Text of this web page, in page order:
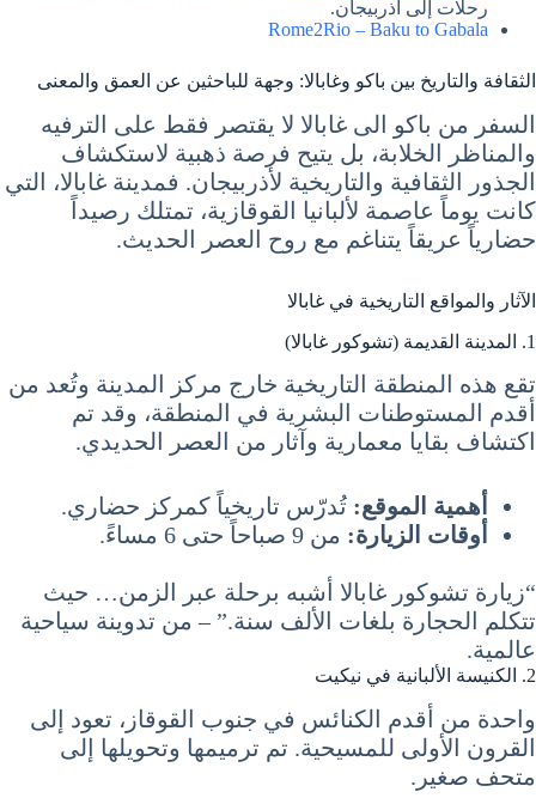
رحلات إلى أذربيجان.
Rome2Rio – Baku to Gabala
الثقافة والتاريخ بين باكو وغابالا: وجهة للباحثين عن العمق والمعنى
السفر من باكو الى غابالا لا يقتصر فقط على الترفيه
والمناظر الخلابة، بل يتيح فرصة ذهبية لاستكشاف
الجذور الثقافية والتاريخية لأذربيجان. فمدينة غابالا، التي
كانت يوماً عاصمة لألبانيا القوقازية، تمتلك رصيداً
حضارياً عريقاً يتناغم مع روح العصر الحديث.
الآثار والمواقع التاريخية في غابالا
1. المدينة القديمة (تشوكور غابالا)
تقع هذه المنطقة التاريخية خارج مركز المدينة وتُعد من
أقدم المستوطنات البشرية في المنطقة، وقد تم
اكتشاف بقايا معمارية وآثار من العصر الحديدي.
أهمية الموقع: تُدرّس تاريخياً كمركز حضاري.
أوقات الزيارة: من 9 صباحاً حتى 6 مساءً.
“زيارة تشوكور غابالا أشبه برحلة عبر الزمن… حيث
تتكلم الحجارة بلغات الألف سنة.” – من تدوينة سياحية
عالمية.
2. الكنيسة الألبانية في نيكيت
واحدة من أقدم الكنائس في جنوب القوقاز، تعود إلى
القرون الأولى للمسيحية. تم ترميمها وتحويلها إلى
متحف صغير.